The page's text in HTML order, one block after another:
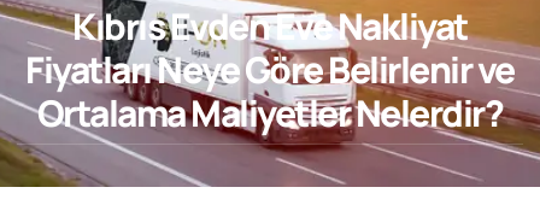
Kıbrıs Evden Eve Nakliyat
Fiyatları Neye Göre Belirlenir ve
Ortalama Maliyetler Nelerdir?